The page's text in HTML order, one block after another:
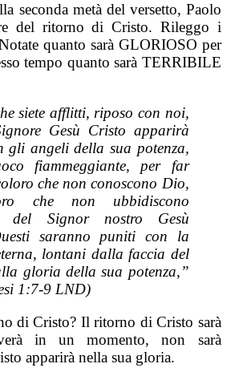
seconda metà del versetto, Paolo
del ritorno di Cristo. Rileggo i
quanto sarà GLORIOSO per
tempo quanto sarà TERRIBILE
siete afflitti, riposo con noi,
Gesù Cristo apparirà
gli angeli della sua potenza,
fiammeggiante, per far
che non conoscono Dio,
che non ubbidiscono
del Signor nostro Gesù
saranno puniti con la
lontani dalla faccia del
gloria della sua potenza,”
1:7-9 LND)
di Cristo? Il ritorno di Cristo sarà
in un momento, non sarà
apparirà nella sua gloria.